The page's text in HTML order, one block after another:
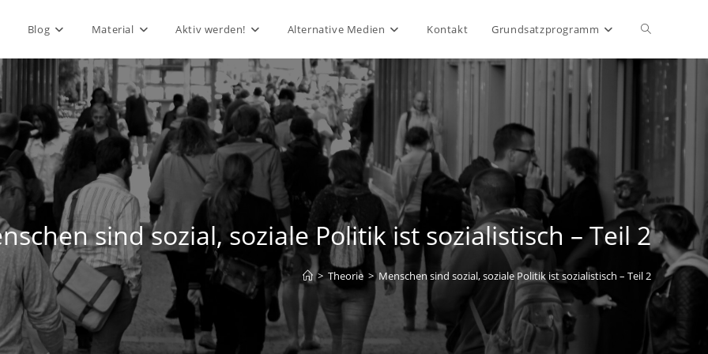
Blog Material Aktiv werden! Alternative Medien Kontakt Grundsatzprogramm Website-
Suche
umschalten
sind sozial, soziale Politik ist sozialistisch – Teil 2
> Theorie > Menschen sind sozial, soziale Politik ist sozialistisch – Teil 2